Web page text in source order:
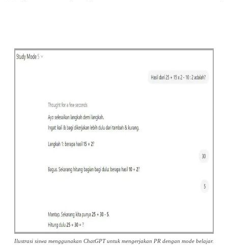
Ilustrasi siswa menggunakan ChatGPT untuk mengerjakan PR dengan mode belajar.